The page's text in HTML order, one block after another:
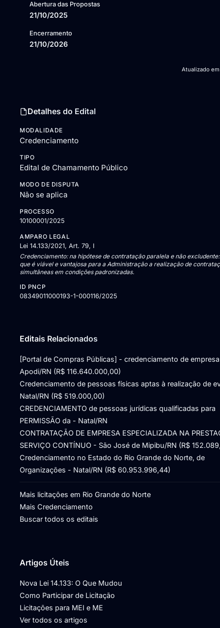
Abertura das Propostas
21/10/2025
Encerramento
21/10/2026
Atualizado
Detalhes do Edital
MODALIDADE
Credenciamento
TIPO
Edital de Chamamento Público
MODO DE DISPUTA
Não se aplica
PROCESSO
10100001/2025
AMPARO LEGAL
Lei 14.133/2021, Art. 79, I
Credenciamento: na hipótese de contratação paralela e não
que é viável e vantajosa para a Administração a realização de
simultâneas em condições padronizadas.
ID PNCP
08349011000193-1-000116/2025
Editais Relacionados
[Portal de Compras Públicas] - credenciamento de
Apodi/RN (R$ 116.640.000,00)
Credenciamento de pessoas físicas aptas à realização de
Natal/RN (R$ 519.000,00)
CREDENCIAMENTO de pessoas jurídicas qualificadas para
PERMISSÃO da - Natal/RN
CONTRATAÇÃO DE EMPRESA ESPECIALIZADA NA
SERVIÇO CONTÍNUO - São José de Mipibu/RN (R$
Credenciamento no Estado do Rio Grande do Norte, de
Organizações - Natal/RN (R$ 60.953.996,44)
Mais licitações em Rio Grande do Norte
Mais Credenciamento
Buscar todos os editais
Artigos Úteis
Nova Lei 14.133: O Que Mudou
Como Participar de Licitação
Licitações para MEI e ME
Ver todos os artigos